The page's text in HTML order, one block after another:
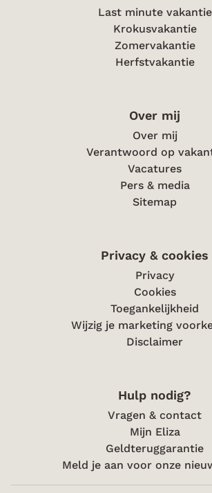
Last minute vakantie
Krokusvakantie
Zomervakantie
Herfstvakantie
Over mij
Over mij
Verantwoord op
Vacatures
Pers & media
Sitemap
Privacy & cookies
Privacy
Cookies
Toegankelijkheid
Wijzig je marketing
Disclaimer
Hulp nodig?
Vragen & contact
Mijn Eliza
Geldteruggarantie
Meld je aan voor onze